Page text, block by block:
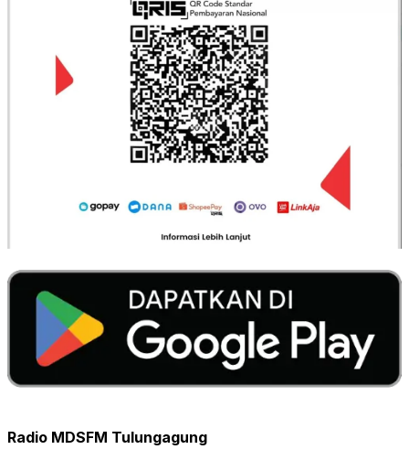
Radio MDSFM Tulungagung